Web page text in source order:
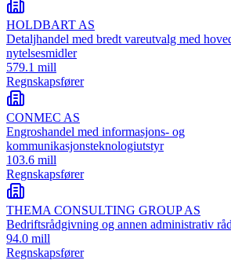
HOLDBART AS
Detaljhandel med bredt vareutvalg med
nytelsesmidler
579.1 mill
Regnskapsfører
CONMEC AS
Engroshandel med informasjons- og
kommunikasjonsteknologiutstyr
103.6 mill
Regnskapsfører
THEMA CONSULTING GROUP AS
Bedriftsrådgivning og annen administrativ
94.0 mill
Regnskapsfører